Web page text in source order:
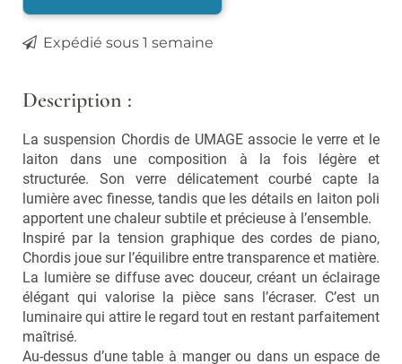
Foulards, écharpes,
Lunettes de Soleil
concentrés
Cuisine
Ustensiles
Vaisselle et accessoires
Soldes
Nouveautés
LES MARQUES
Expédié sous 1 semaine
Description :
La suspension Chordis de UMAGE associe le verre et le
laiton dans une composition à la fois légère et
structurée. Son verre délicatement courbé capte la
lumière avec finesse, tandis que les détails en laiton poli
apportent une chaleur subtile et précieuse à l’ensemble.
Inspiré par la tension graphique des cordes de piano,
Chordis joue sur l’équilibre entre transparence et matière.
La lumière se diffuse avec douceur, créant un éclairage
élégant qui valorise la pièce sans l’écraser. C’est un
luminaire qui attire le regard tout en restant parfaitement
maîtrisé.
Au-dessus d’une table à manger ou dans un espace de